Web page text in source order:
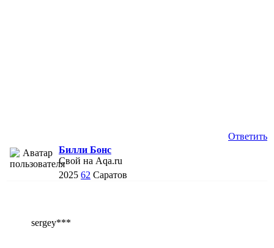
Ответить
Билли Бонс
Свой на Aqa.ru
2025 62 Саратов
sergey***